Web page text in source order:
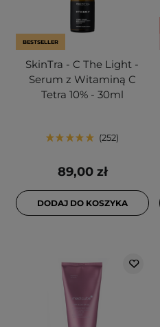
BESTSELLER
SkinTra - C The Light -
Serum z Witaminą C
Tetra 10% - 30ml
252
89,00 zł
DODAJ DO KOSZYKA